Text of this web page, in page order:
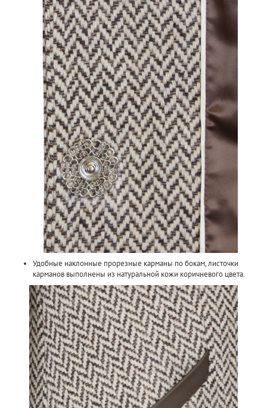
Удобные наклонные прорезные карманы по бокам, листочки
карманов выполнены из натуральной кожи коричневого цвета.